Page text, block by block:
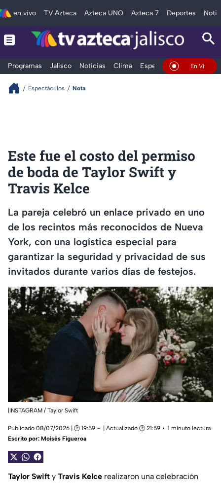
en vivo TV Azteca Azteca UNO Azteca 7 Deportes
Programas Jalisco Noticias Clima Espectáculos Deportes
En Vivo
Espectáculos Nota
Este fue el costo del permiso
de boda de Taylor Swift y
Travis Kelce
La pareja celebró un enlace privado en uno
de los recintos más reconocidos de Nueva
York, con una logística especial para
garantizar la seguridad y privacidad de sus
invitados durante varios días de festejos.
|INSTAGRAM / Taylor Swift
Publicado 08/07/2026 | 🕑 19:59 | Actualizado 🕑 21:59
1 minuto lectura
Escrito por: Moisés Figueroa
Taylor Swift y Travis Kelce realizaron una celebración